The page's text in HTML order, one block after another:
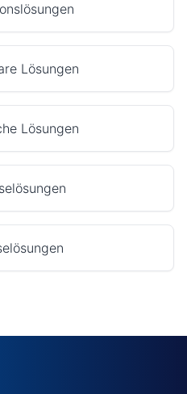
Lösungen
Lösungen